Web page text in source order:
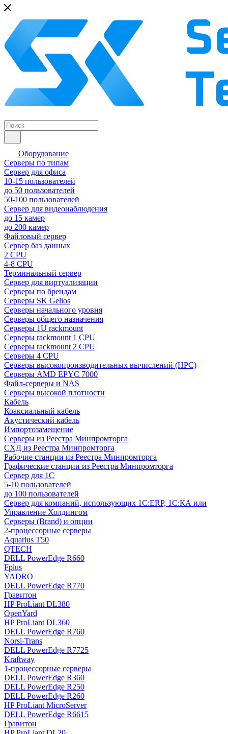
Оборудование
Серверы по типам
Сервер для офиса
10-15 пользователей
до 50 пользователей
50-100 пользователей
Сервер для видеонаблюдения
до 15 камер
до 200 камер
Файловый сервер
Сервер баз данных
2 CPU
4-8 CPU
Терминальный сервер
Сервер для виртуализации
Серверы по брендам
Серверы SK Gelios
Серверы начального уровня
Серверы общего назначения
Серверы 1U rackmount
Серверы rackmount 1 CPU
Серверы rackmount 2 CPU
Серверы 4 CPU
Серверы высокопроизводительных вычислений (HPC)
Серверы AMD EPYC 7000
Файл-серверы и NAS
Серверы высокой плотности
Кабель
Коаксиальный кабель
Акустический кабель
Импортозамещение
Серверы из Реестра Минпромторга
СХД из Реестра Минпромторга
Рабочие станции из Реестра Минпромторга
Графические станции из Реестра Минпромторга
Сервер для 1С
5-10 пользователей
до 100 пользователей
Сервер для компаний, использующих 1C:ERP, 1С:КА или
Управление Холдингом
Серверы (Brand) и опции
2-процессорные серверы
Aquarius T50
QTECH
DELL PowerEdge R660
Fplus
YADRO
DELL PowerEdge R770
Гравитон
HP ProLiant DL380
OpenYard
HP ProLiant DL360
DELL PowerEdge R760
Norsi-Trans
DELL PowerEdge R7725
Kraftway
1-процессорные серверы
DELL PowerEdge R360
DELL PowerEdge R250
DELL PowerEdge R260
HP ProLiant MicroServer
DELL PowerEdge R6615
Гравитон